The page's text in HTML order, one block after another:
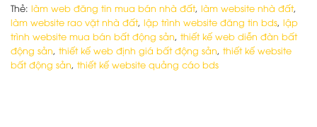
Thẻ: làm web đăng tin mua bán nhà đất, làm website nhà đất,
làm website rao vặt nhà đất, lập trình website đăng tin bds, lập
trình website mua bán bất động sản, thiết kế web diễn đàn bất
động sản, thiết kế web định giá bất động sản, thiết kế website
bất động sản, thiết kế website quảng cáo bds